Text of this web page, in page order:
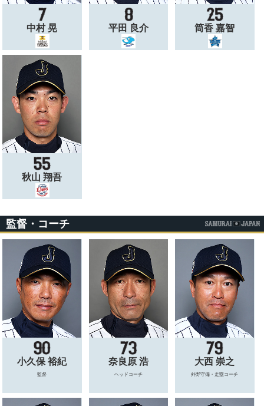
中村 晃 平田 良介 筒香 嘉智
秋山 翔吾
監督・コーチ
小久保 裕紀
監督
奈良原 浩
ヘッドコーチ
大西 崇之
外野守備・走塁コーチ